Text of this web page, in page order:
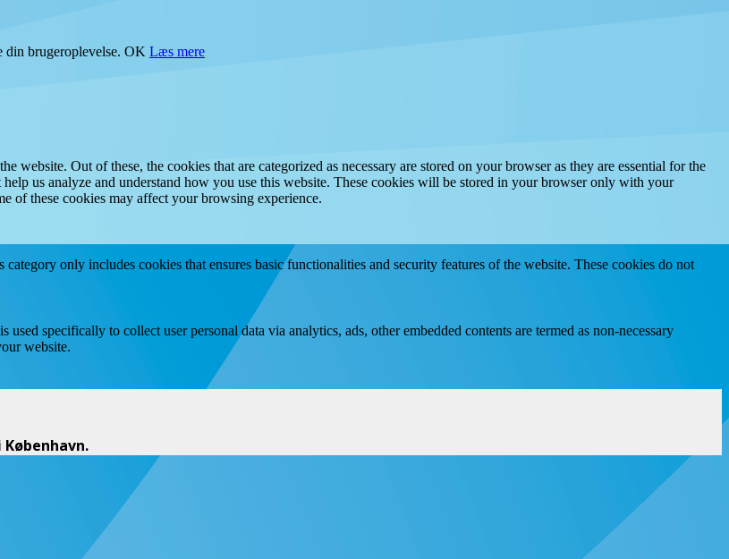
din brugeroplevelse. OK Læs mere
Out of these, the cookies that are categorized as necessary are stored on your browser as they are essential for the
us analyze and understand how you use this website. These cookies will be stored in your browser only with your
of these cookies may affect your browsing experience.
only includes cookies that ensures basic functionalities and security features of the website. These cookies do not
specifically to collect user personal data via analytics, ads, other embedded contents are termed as non-necessary
website.